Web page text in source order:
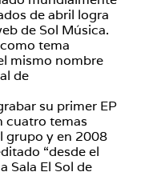
de abril logra
de Sol Música.
tema
mismo nombre
de
su primer EP
cuatro temas
grupo y en 2008
“desde el
Sala El Sol de